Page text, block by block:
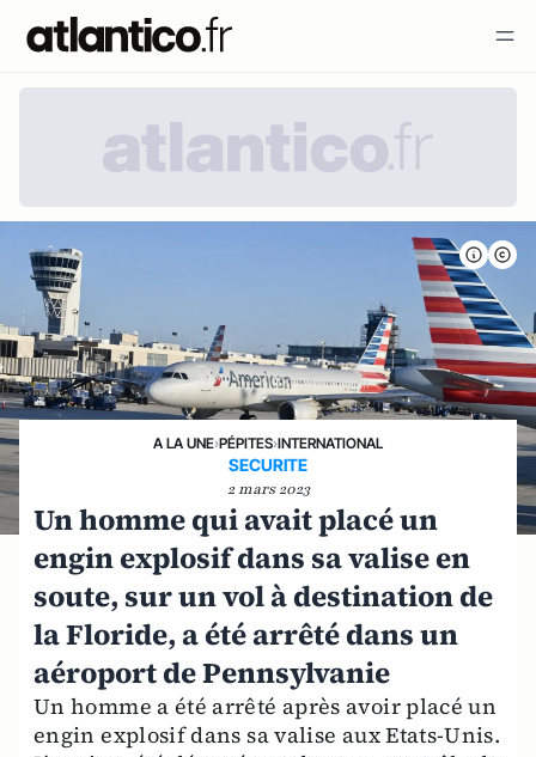
A LA UNE›PÉPITES›INTERNATIONAL
SECURITE
2 mars 2023
Un homme qui avait placé un
engin explosif dans sa valise en
soute, sur un vol à destination de
la Floride, a été arrêté dans un
aéroport de Pennsylvanie
Un homme a été arrêté après avoir placé un
engin explosif dans sa valise aux Etats-Unis.